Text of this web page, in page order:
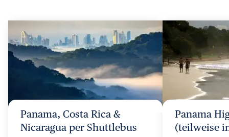
Panama, Costa Rica &
Nicaragua per Shuttlebus
Panama
(teilweise